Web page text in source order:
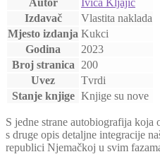
Izdavač
Vlastita naklada
Mjesto izdanja Kukci
Godina
2023
Broj stranica
200
Uvez
Tvrdi
Stanje knjige Knjige su nove
S jedne strane autobiografija
s druge opis detaljne integracije
republici Njemačkoj u svim